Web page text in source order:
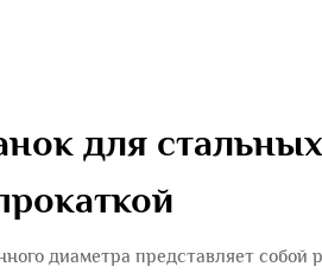
для
диаметра представляет